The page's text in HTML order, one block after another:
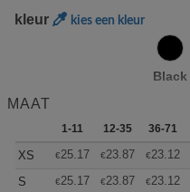
kleur kies een kleur
Black
MAAT
1-11 12-35 36-71
XS €25.17 €23.87 €23.12
S
€25.17 €23.87 €23.12